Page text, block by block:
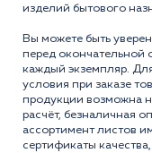
изделий бытового
Вы можете быть
перед окончательной
каждый экземпляр.
условия при заказе
продукции возможна
расчёт, безналичная
ассортимент листов
сертификаты